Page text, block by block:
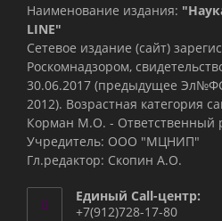
Наименование издания:
LINE"
Сетевое издание (сайт)
Роскомнадзором,
30.06.2017 (предыдущее
2012). Возрастная категория
Корман М.О. - Ответственный
Учредитель: ООО "МЦНИП"
Гл.редактор: Скопин А.О.
Единый Call-центр:
+7(912)728-17-80